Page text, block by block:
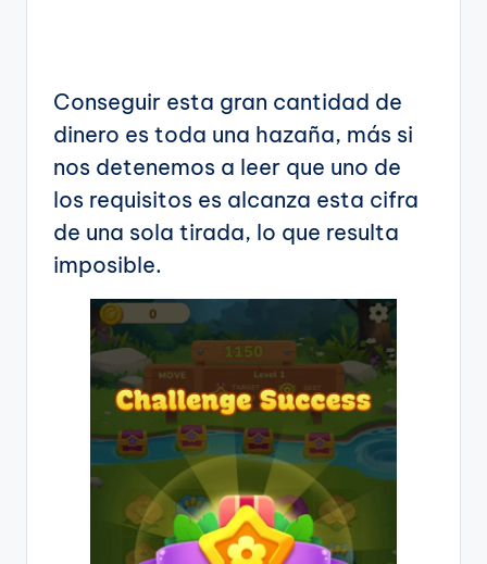
Conseguir esta gran cantidad de
dinero es toda una hazaña, más si
nos detenemos a leer que uno de
los requisitos es alcanza esta cifra
de una sola tirada, lo que resulta
imposible.